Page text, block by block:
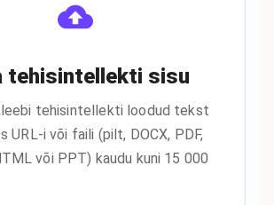
tehisintellekti sisu
tehisintellekti loodud tekst
URL-i või faili (pilt, DOCX, PDF,
või PPT) kaudu kuni 15 000